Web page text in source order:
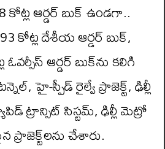
కోట్ల ఆర్డర్ బుక్ ఉండగా..
కోట్ల దేశీయ ఆర్డర్ బుక్,
ఆర్డర్ బుక్‌ను కలిగి
హై-స్పీడ్ రైల్వే ప్రాజెక్ట్, ఢిల్లీ
ట్రాన్సిట్ సిస్టమ్, ఢిల్లీ మెట్రో
ప్రాజెక్ట్‌లను చేశారు.